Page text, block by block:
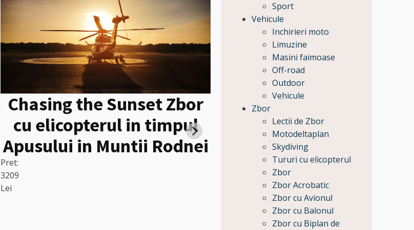
Chasing the Sunset Zbor
cu elicopterul in timpul
Apusului in Muntii Rodnei
Pret:
3209
Lei
Heli tur de lux la
Bran si Survolarea
Castelului Peles
Sport
Vehicule
Inchirieri moto
Limuzine
Masini faimoase
Off-road
Outdoor
Vehicule
Zbor
Lectii de Zbor
Motodeltaplan
Skydiving
Tururi cu elicopterul
Zbor
Zbor Acrobatic
Zbor cu Avionul
Zbor cu Balonul
Zbor cu Biplan de